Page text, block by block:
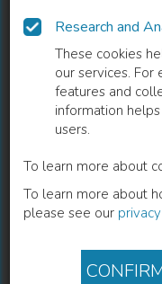
Research and
These cookies
our services.
features and
information
users.
To learn more about
To learn more about
please see our
Haftpflicht-
Deutschlands,
Schweiz